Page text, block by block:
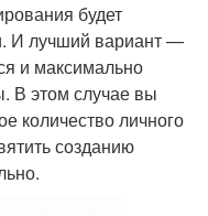
будет
И лучший вариант —
и максимально
В этом случае вы
количество личного
созданию